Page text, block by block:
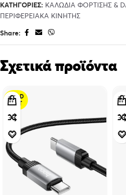
ΚΑΤΗΓΟΡΊΕΣ: ΚΑΛΩΔΙΑ ΦΟΡΤΙΣΗΣ &
ΠΕΡΙΦΕΡΕΙΑΚΑ ΚΙΝΗΤΗΣ
Share:
Σχετικά προϊόντα
SOLD
OUT